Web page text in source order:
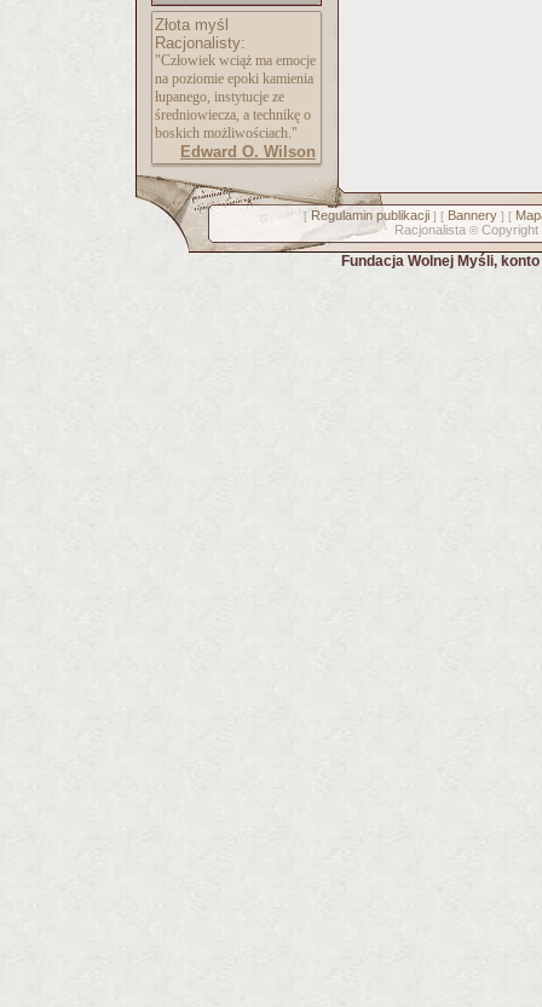
Złota myśl
Racjonalisty:
"Człowiek wciąż ma emocje
na poziomie epoki kamienia
łupanego, instytucje ze
średniowiecza, a technikę o
boskich możliwościach."
Edward O. Wilson
[ Regulamin publikacji] [ Bannery] [
Racjonalista © Copyright
Fundacja Wolnej Myśli,